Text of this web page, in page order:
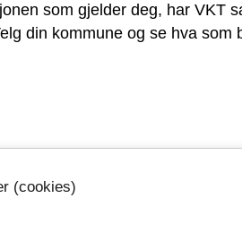
som gjelder deg, har VKT
din kommune og se hva som
(cookies)